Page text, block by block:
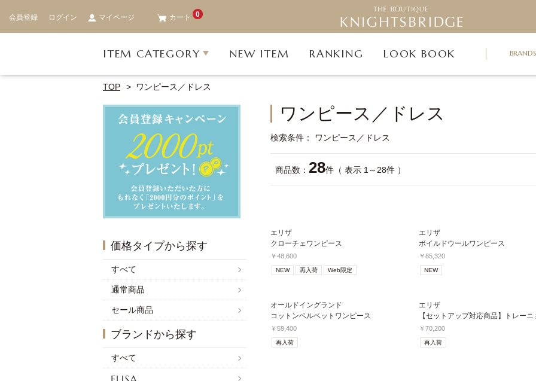
会員登録 ログイン マイページ カート 0
ITEM CATEGORY NEW ITEM RANKING LOOK BOOK BRANDS
TOP ワンピース／ドレス
ワンピース／ドレス
検索条件 ワンピース／ドレス
商品数： 28件（ 表示 1～28件 ）
エリザ
クローチェワンピース
￥48,600
NEW 再入荷 Web限定
エリザ
ボイルドウールワンピース
￥85,320
NEW
オールドイングランド
コットンベルベットワンピース
￥59,400
再入荷
エリザ
￥70,200
再入荷
価格タイプから探す
すべて
通常商品
セール商品
ブランドから探す
すべて